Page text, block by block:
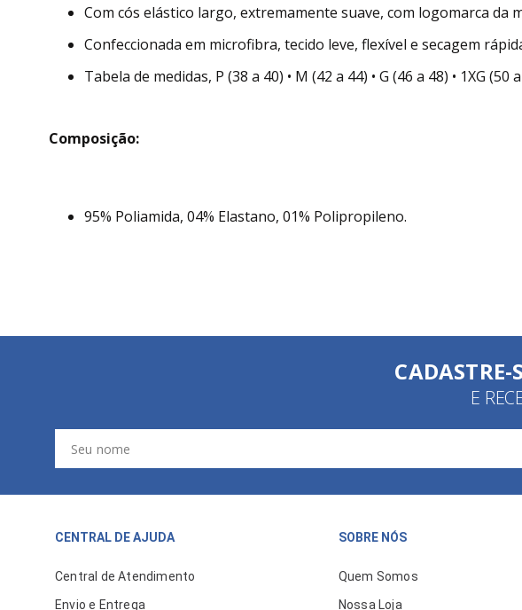
Com cós elástico largo, extremamente suave, com logomarca da
Confeccionada em microfibra, tecido leve, flexível e secagem
Tabela de medidas, P (38 a 40) • M (42 a 44) • G (46 a 48) • 1XG (50
Composição:
95% Poliamida, 04% Elastano, 01% Polipropileno.
CADASTRE-
E
CENTRAL DE AJUDA
Central de Atendimento
Envio e Entrega
SOBRE NÓS
Quem Somos
Nossa Loja